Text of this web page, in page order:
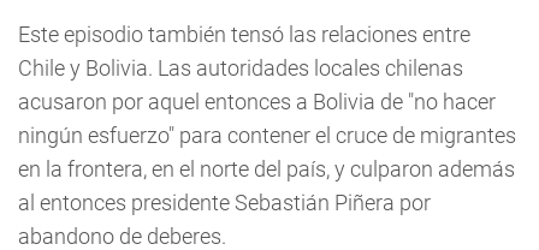
Este episodio también tensó las relaciones entre
Chile y Bolivia. Las autoridades locales chilenas
acusaron por aquel entonces a Bolivia de "no hacer
ningún esfuerzo" para contener el cruce de migrantes
en la frontera, en el norte del país, y culparon además
al entonces presidente Sebastián Piñera por
abandono de deberes.